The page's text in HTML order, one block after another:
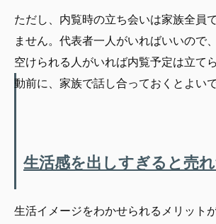
ただし、内覧時の立ち会いは家族全員
ません。代表者一人がいればいいので
空けられる人がいれば内覧予定は立て
動前に、家族で話し合っておくとよい
生活感を出しすぎると売
生活イメージをわかせられるメリット